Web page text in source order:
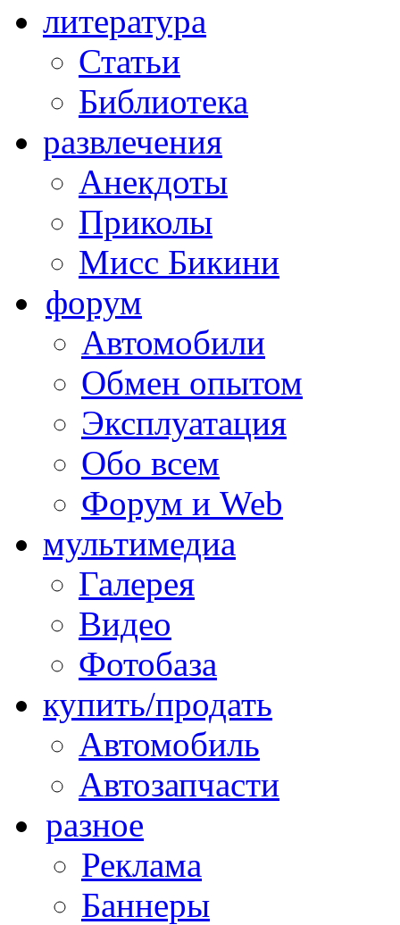
литература
Статьи
Библиотека
развлечения
Анекдоты
Приколы
Мисс Бикини
форум
Автомобили
Обмен опытом
Эксплуатация
Обо всем
Форум и Web
мультимедиа
Галерея
Видео
Фотобаза
купить/продать
Автомобиль
Автозапчасти
разное
Реклама
Баннеры